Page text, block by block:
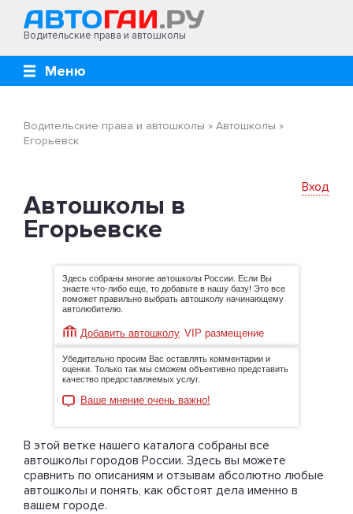
Водительские права и автошколы
Меню
Водительские права и автошколы » Автошколы »
Егорьевск
Вход
Автошколы в
Егорьевске
Здесь собраны многие автошколы России. Если Вы
знаете что-либо еще, то добавьте в нашу базу! Это все
поможет правильно выбрать автошколу начинающему
автолюбителю.
Добавить автошколу VIP размещение
Убедительно просим Вас оставлять комментарии и
оценки. Только так мы сможем объективно представить
качество предоставляемых услуг.
Ваше мнение очень важно!
В этой ветке нашего каталога собраны все
автошколы городов России. Здесь вы можете
сравнить по описаниям и отзывам абсолютно любые
автошколы и понять, как обстоят дела именно в
вашем городе.